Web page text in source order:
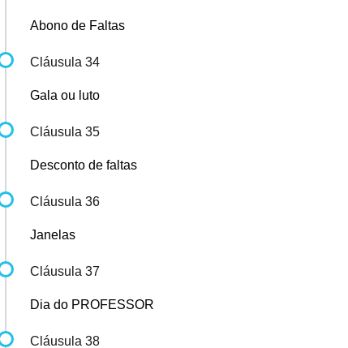
Abono de Faltas
Cláusula 34
Gala ou luto
Cláusula 35
Desconto de faltas
Cláusula 36
Janelas
Cláusula 37
Dia do PROFESSOR
Cláusula 38